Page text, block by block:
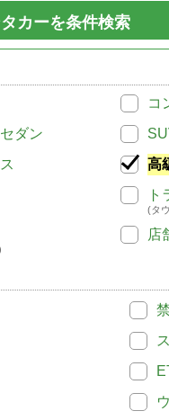
カーを条件検索
コ
ダン
高
ト
(タ
店